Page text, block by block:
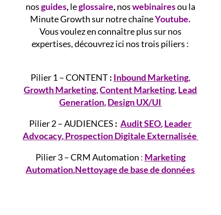
nosguides,leglossaire,noswebinairesou la
Minute Growth sur notre chaîneYoutube.
Vous voulez en connaître plus sur nos
expertises, découvrez ici nos trois piliers :
Pilier 1 – CONTENT: Inbound Marketing,
GrowthMarketing,Content Marketing,Lead
Generation,Design UX/UI
Pilier 2 – AUDIENCES :Audit SEO,Leader
Advocacy,Prospection Digitale Externalisée
Pilier 3 – CRM Automation : Marketing
Automation,Nettoyage de base de données